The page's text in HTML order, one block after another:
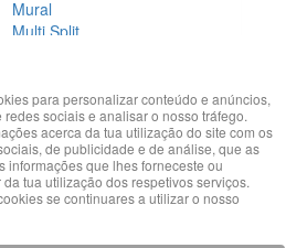
Mural
Multi Split
Condicionado
Acessórios
Climatização
Acessórios
para personalizar conteúdo e anúncios,
sociais e analisar o nosso tráfego.
acerca da tua utilização do site com os
de publicidade e de análise, que as
informações que lhes forneceste ou
tua utilização dos respetivos serviços.
se continuares a utilizar o nosso